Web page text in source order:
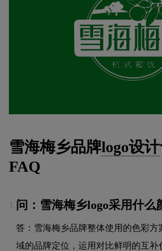
雪海梅乡品牌logo设计
FAQ
问：雪海梅乡logo采用什么
答：雪海梅乡品牌整体使用的色彩方
域的品牌定位，运用对比鲜明的互